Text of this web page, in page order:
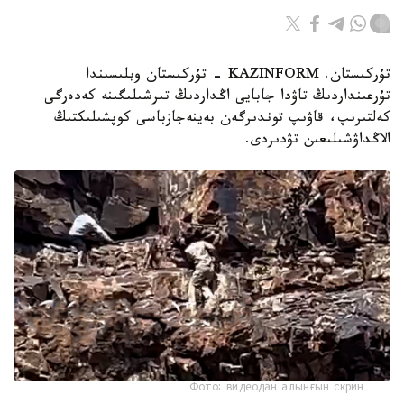
تۇركىستان. KAZINFORM - تۇركىستان وبلىسىندا
تۇرعىنداردىڭ تاۋدا جابايى اڭداردىڭ تىرشىلىگىنە كەدەرگى
كەلتىرىپ، قاۋىپ توندىرگەن بەينەجازباسى كوپشىلىكتىڭ
الاڭداۋشىلىعىن تۋدىردى.
Фото: видеодан алынғын скрин